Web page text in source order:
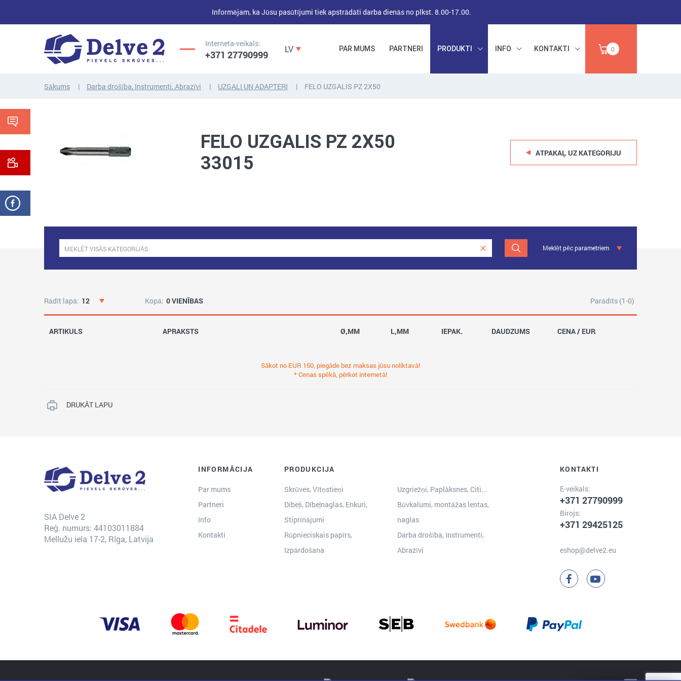
Informējam, ka Jūsu pasūtījumi tiek apstrādāti darba dienās no plkst. 8.00-17.00.
Interneta-veikals:
+371 27790999 LV PAR MUMS PARTNERI PRODUKTI
STIPRINĀJUMI
LENTAS, NAGLAS
ABRAZĪVI
INFO KONTAKTI 0
Sākums Darba drošība, Instrumenti, Abrazīvi UZGAĻI UN ADAPTERI FELO UZGALIS PZ 2X50
FELO UZGALIS PZ 2X50
33015
ATPAKAĻ UZ KATEGORIJU
Meklēt pēc parametriem
Rādīt lapā: 12 Kopā: 0 VIENĪBAS Parādīts (1-0)
ARTIKULS APRAKSTS Ø,MM L,MM IEPAK. DAUDZUMS CENA / EUR
Sākot no EUR 150, piegāde bez maksas jūsu noliktavā!
* Cenas spēkā, pērkot internetā!
DRUKĀT LAPU
SIA Delve 2
Reģ. numurs: 44103011884
Mellužu iela 17-2, Rīga, Latvija
INFORMĀCIJA
Par mums
Partneri
Info
Kontakti
PRODUKCIJA
Skrūves, Vītņstieņi
Uzgriežņi, Paplāksnes, Citi...
Dībeļi, Dībeļnaglas, Enkuri,
Stiprinājumi
Būvkalumi, montāžas lentas,
naglas
Rūpnieciskais papīrs,
Izpārdošana
Darba drošība, Instrumenti,
Abrazīvi
KONTAKTI
E-veikals:
+371 27790999
Birojs:
+371 29425125
eshop@delve2.eu